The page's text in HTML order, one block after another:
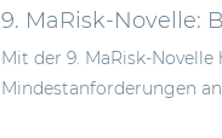
9. MaRisk-Novelle:
Mit der 9. MaRisk-
Mindestanforderungen